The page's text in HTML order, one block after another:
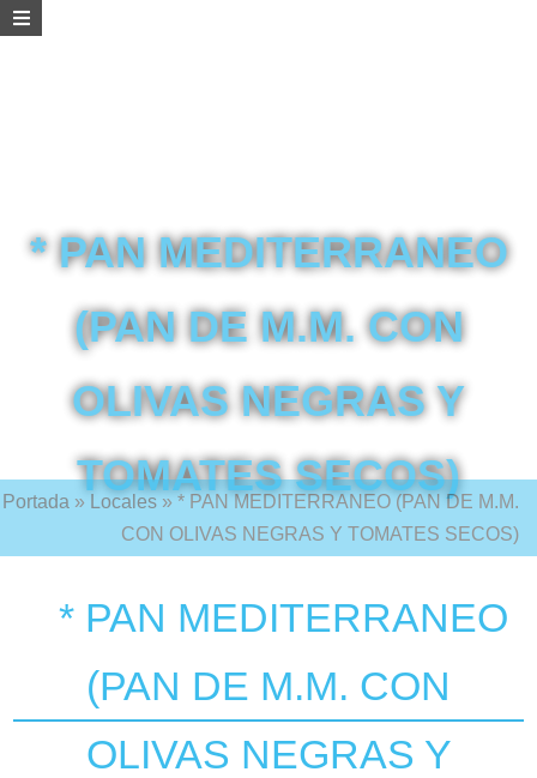
* PAN MEDITERRANEO
(PAN DE M.M. CON
OLIVAS NEGRAS Y
TOMATES SECOS)
Portada » Locales » * PAN MEDITERRANEO (PAN DE M.M.
CON OLIVAS NEGRAS Y TOMATES SECOS)
* PAN MEDITERRANEO
(PAN DE M.M. CON
OLIVAS NEGRAS Y